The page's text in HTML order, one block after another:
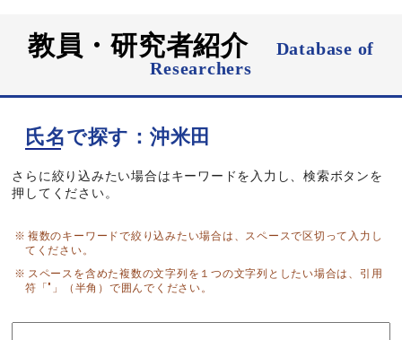
教員・研究者紹介
Database of
Researchers
氏名で探す：沖米田
さらに絞り込みたい場合はキーワードを入力し、検索ボタンを
押してください。
複数のキーワードで絞り込みたい場合は、スペースで区切って入力し
てください。
スペースを含めた複数の文字列を１つの文字列としたい場合は、引用
符「"」（半角）で囲んでください。